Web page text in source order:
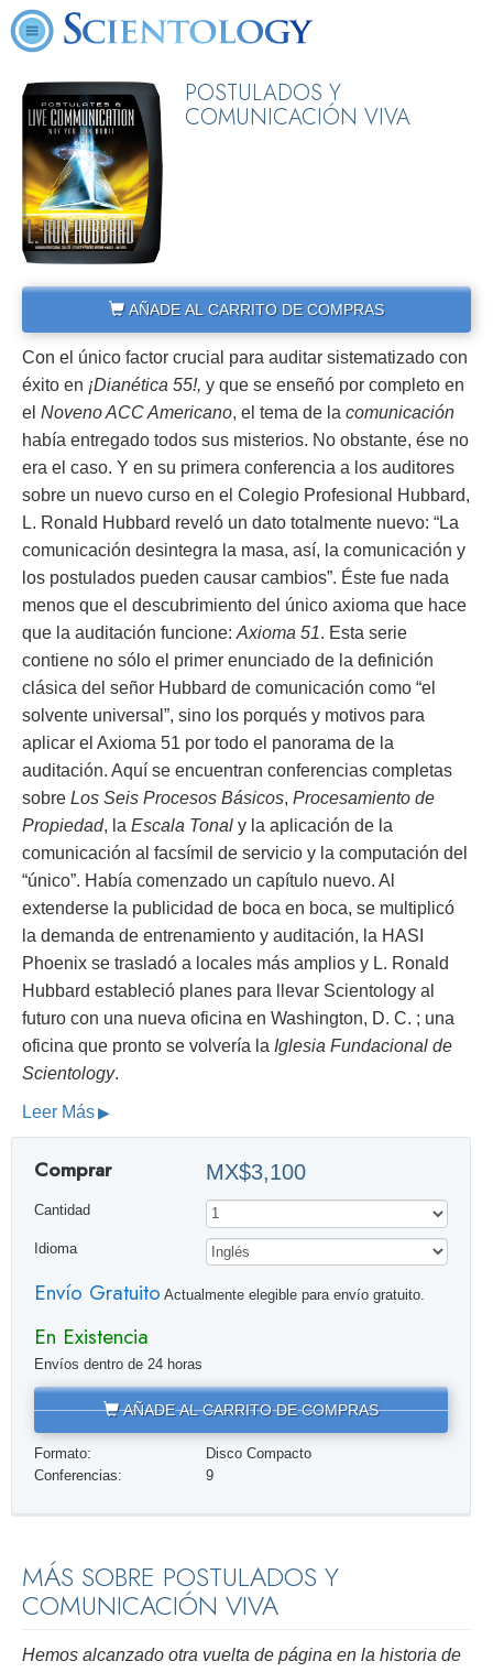
POSTULADOS Y
COMUNICACIÓN VIVA
AÑADE AL CARRITO DE COMPRAS
Con el único factor crucial para auditar sistematizado con
éxito en ¡Dianética 55!, y que se enseñó por completo en
el Noveno ACC Americano, el tema de la comunicación
había entregado todos sus misterios. No obstante, ése no
era el caso. Y en su primera conferencia a los auditores
sobre un nuevo curso en el Colegio Profesional Hubbard,
L. Ronald Hubbard reveló un dato totalmente nuevo: “La
comunicación desintegra la masa, así, la comunicación y
los postulados pueden causar cambios”. Éste fue nada
menos que el descubrimiento del único axioma que hace
que la auditación funcione: Axioma 51. Esta serie
contiene no sólo el primer enunciado de la definición
clásica del señor Hubbard de comunicación como “el
solvente universal”, sino los porqués y motivos para
aplicar el Axioma 51 por todo el panorama de la
auditación. Aquí se encuentran conferencias completas
sobre Los Seis Procesos Básicos, Procesamiento de
Propiedad, la Escala Tonal y la aplicación de la
comunicación al facsímil de servicio y la computación del
“único”. Había comenzado un capítulo nuevo. Al
extenderse la publicidad de boca en boca, se multiplicó
la demanda de entrenamiento y auditación, la HASI
Phoenix se trasladó a locales más amplios y L. Ronald
Hubbard estableció planes para llevar Scientology al
futuro con una nueva oficina en Washington, D. C. ; una
oficina que pronto se volvería la Iglesia Fundacional de
Scientology.
Leer Más
Comprar MX$3,100
Cantidad
Idioma
Envío Gratuito Actualmente elegible para envío gratuito.
En Existencia
Envíos dentro de 24 horas
AÑADE AL CARRITO DE COMPRAS
Formato:
Disco Compacto
Conferencias:
9
MÁS SOBRE POSTULADOS Y
COMUNICACIÓN VIVA
Hemos alcanzado otra vuelta de página en la historia de